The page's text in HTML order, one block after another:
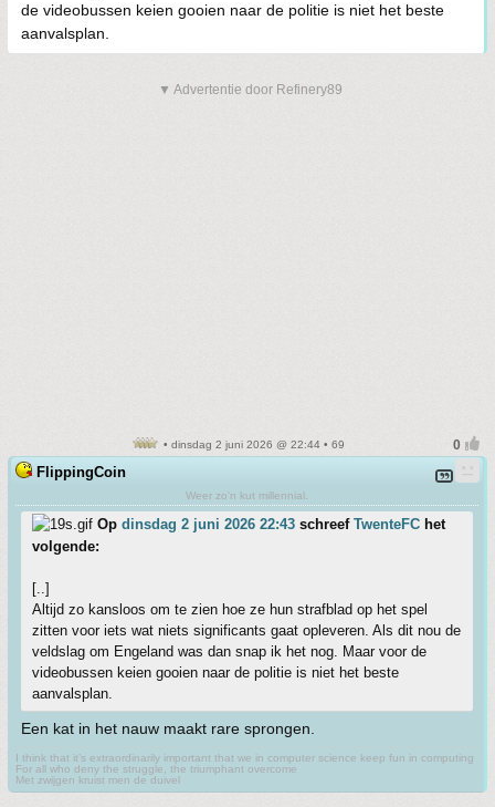
de videobussen keien gooien naar de politie is niet het beste
aanvalsplan.
▼ Advertentie door Refinery89
• dinsdag 2 juni 2026 @ 22:44 • 69
FlippingCoin
Weer zo'n kut millennial.
Op dinsdag 2 juni 2026 22:43 schreef TwenteFC het
volgende:
[..]
Altijd zo kansloos om te zien hoe ze hun strafblad op het spel
zitten voor iets wat niets significants gaat opleveren. Als dit nou de
veldslag om Engeland was dan snap ik het nog. Maar voor de
videobussen keien gooien naar de politie is niet het beste
aanvalsplan.
Een kat in het nauw maakt rare sprongen.
I think that it’s extraordinarily important that we in computer science keep fun in computing
For all who deny the struggle, the triumphant overcome
Met zwijgen kruist men de duivel